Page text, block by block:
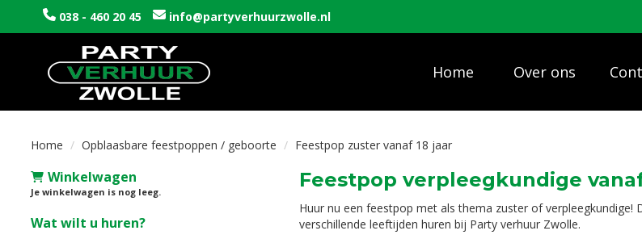
038 - 460 20 45 info@partyverhuurzwolle.nl
Home Over ons
Home Opblaasbare feestpoppen / geboorte Feestpop zuster vanaf 18 jaar
Winkelwagen
Je winkelwagen is nog leeg.
Wat wilt u huren?
Feestpop verpleegkundige
Huur nu een feestpop met als thema zuster of
verschillende leeftijden huren bij Party verhuur Zwolle.